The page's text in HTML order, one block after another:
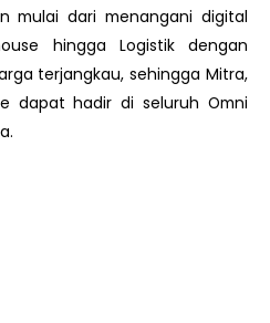
mulai dari menangani digital
hingga Logistik dengan
terjangkau, sehingga Mitra,
dapat hadir di seluruh Omni